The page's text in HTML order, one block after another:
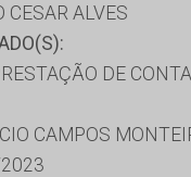
CESAR ALVES
DE
CAMPOS